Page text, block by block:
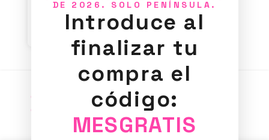
carrito
DE 2026. SOLO PENÍNSULA.
Introduce al
finalizar tu
compra el
código:
MESGRATIS